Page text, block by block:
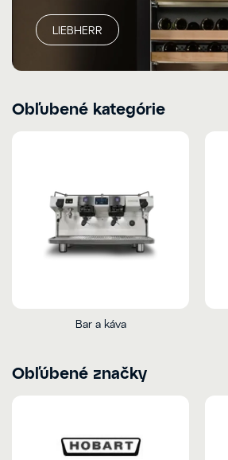
LIEBHERR
Obľubené kategórie
Bar a káva
Obľúbené značky